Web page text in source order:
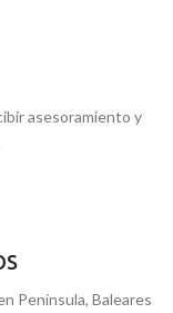
asesoramiento y
Península, Baleares